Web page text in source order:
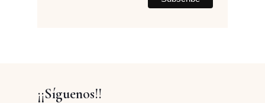
¡¡Síguenos!!